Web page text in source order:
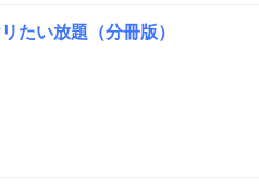
たい放題（分冊版）